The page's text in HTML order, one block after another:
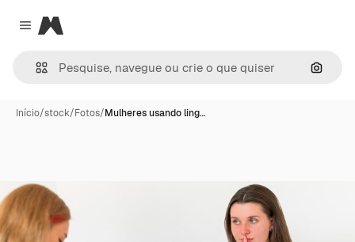
Close menu
Magnific
Início/stock/Fotos/Mulheres usando ling…